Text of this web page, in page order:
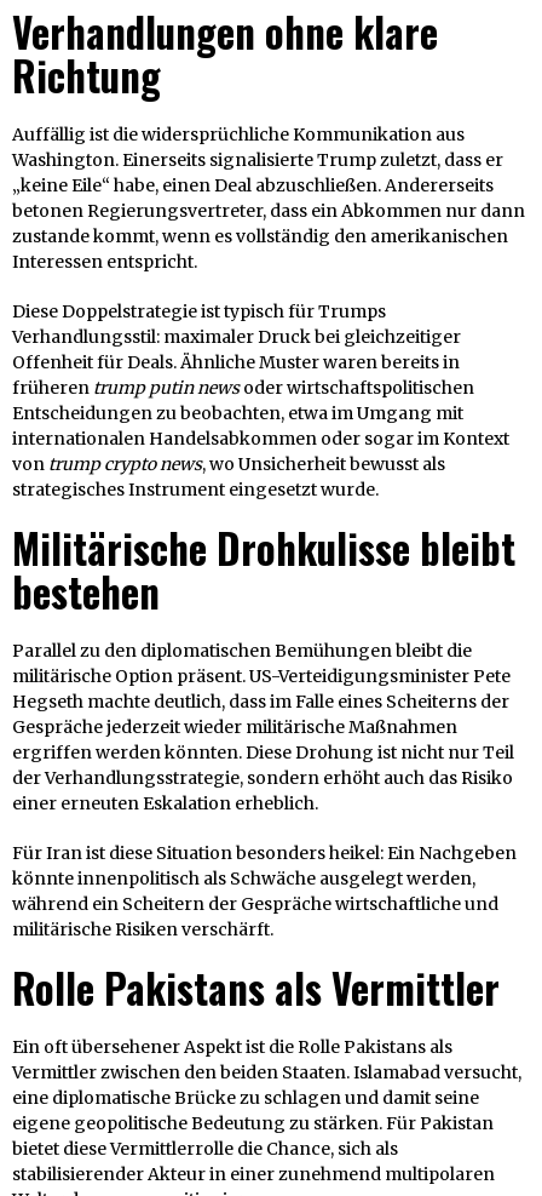
Verhandlungen ohne klare
Richtung
Auffällig ist die widersprüchliche Kommunikation aus
Washington. Einerseits signalisierte Trump zuletzt, dass er
„keine Eile“ habe, einen Deal abzuschließen. Andererseits
betonen Regierungsvertreter, dass ein Abkommen nur dann
zustande kommt, wenn es vollständig den amerikanischen
Interessen entspricht.
Diese Doppelstrategie ist typisch für Trumps
Verhandlungsstil: maximaler Druck bei gleichzeitiger
Offenheit für Deals. Ähnliche Muster waren bereits in
früheren trump putin newsoder wirtschaftspolitischen
Entscheidungen zu beobachten, etwa im Umgang mit
internationalen Handelsabkommen oder sogar im Kontext
von trump crypto news, wo Unsicherheit bewusst als
strategisches Instrument eingesetzt wurde.
Militärische Drohkulisse bleibt
bestehen
Parallel zu den diplomatischen Bemühungen bleibt die
militärische Option präsent. US-Verteidigungsminister Pete
Hegseth machte deutlich, dass im Falle eines Scheiterns der
Gespräche jederzeit wieder militärische Maßnahmen
ergriffen werden könnten. Diese Drohung ist nicht nur Teil
der Verhandlungsstrategie, sondern erhöht auch das Risiko
einer erneuten Eskalation erheblich.
Für Iran ist diese Situation besonders heikel: Ein Nachgeben
könnte innenpolitisch als Schwäche ausgelegt werden,
während ein Scheitern der Gespräche wirtschaftliche und
militärische Risiken verschärft.
Rolle Pakistans als Vermittler
Ein oft übersehener Aspekt ist die Rolle Pakistans als
Vermittler zwischen den beiden Staaten. Islamabad versucht,
eine diplomatische Brücke zu schlagen und damit seine
eigene geopolitische Bedeutung zu stärken. Für Pakistan
bietet diese Vermittlerrolle die Chance, sich als
stabilisierender Akteur in einer zunehmend multipolaren